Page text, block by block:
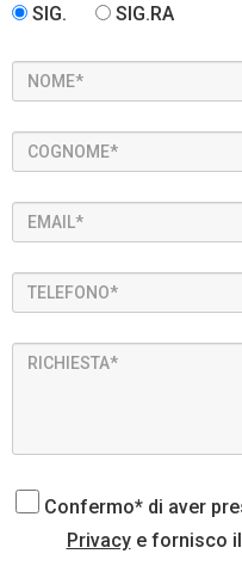
SIG. SIG.RA
Confermo* di aver
Privacye fornisco il